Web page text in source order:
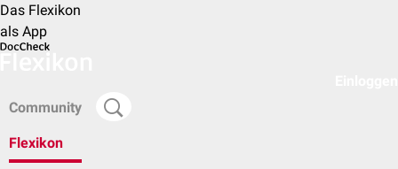
Das Flexikon
als App
Community
Flexikon